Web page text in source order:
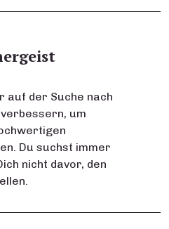
auf der Suche nach
um
Du suchst immer
nicht davor, den